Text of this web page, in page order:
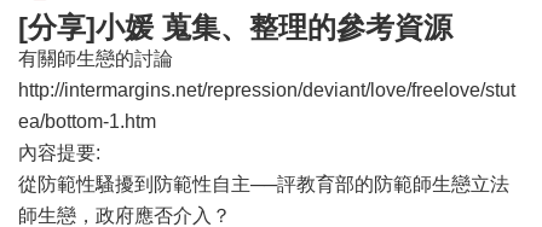
[分享]小媛 蒐集、整理的參考資源
有關師生戀的討論
http://intermargins.net/repression/deviant/love/freelove/stut
ea/bottom-1.htm
內容提要:
從防範性騷擾到防範性自主──評教育部的防範師生戀立法
師生戀，政府應否介入？